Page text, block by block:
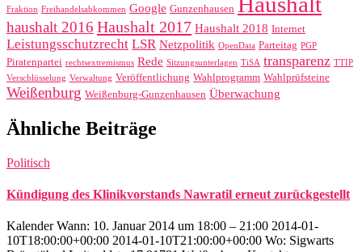
Fraktion Freihandelsabkommen Google Gunzenhausen
haushalt 2016 Haushalt 2017 Haushalt 2018 Internet
Leistungsschutzrecht LSR Netzpolitik OpenData Parteitag PGP
Piratenpartei rechtsextremismus Rede Sitzungsunterlagen TiSA transparenz TTIP
Verschlüsselung Verwaltung Veröffentlichung Wahlprogramm Wahlprüfsteine
Weißenburg Weißenburg-Gunzenhausen Überwachung
Ähnliche Beiträge
Politisch
Kündigung des Klinikvorstands Nawratil erneut zurückgestellt
Kalender Wann: 10. Januar 2014 um 18:00 – 21:00 2014-01-
10T18:00:00+00:00 2014-01-10T21:00:00+00:00 Wo: Sigwarts